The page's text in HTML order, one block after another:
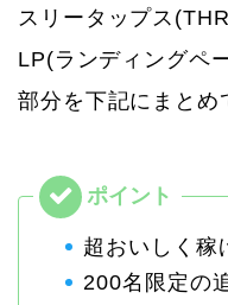
スリータップス
LP(ランディングペ
部分を下記にまとめ
超おいしく稼
200名限定の